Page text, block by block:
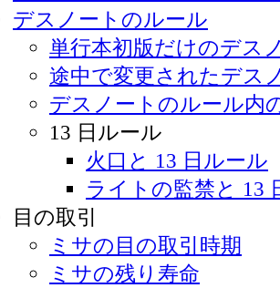
デスノートのルール
単行本初版だけのデス
途中で変更されたデス
デスノートのルール内
13 日ルール
火口と 13 日ルール
ライトの監禁と 13
目の取引
ミサの目の取引時期
ミサの残り寿命